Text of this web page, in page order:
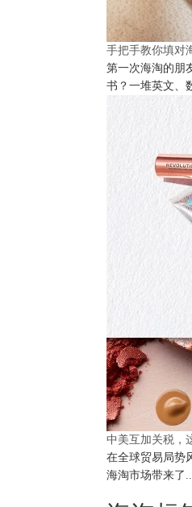
手把手教你填对
第一次海淘的朋
书？一堆英文、
中美互加关税，
在全球贸易局势
海淘市场带来了..